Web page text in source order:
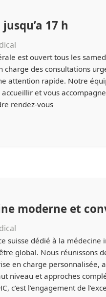
17 h
est ouvert tous les
charge des consultations
attention rapide. Notre
et vous
rendez-vous
moderne et
suisse dédié à la médecine
global. Nous réunissons
en charge personnalisée,
niveau et approches
c’est l’engagement de